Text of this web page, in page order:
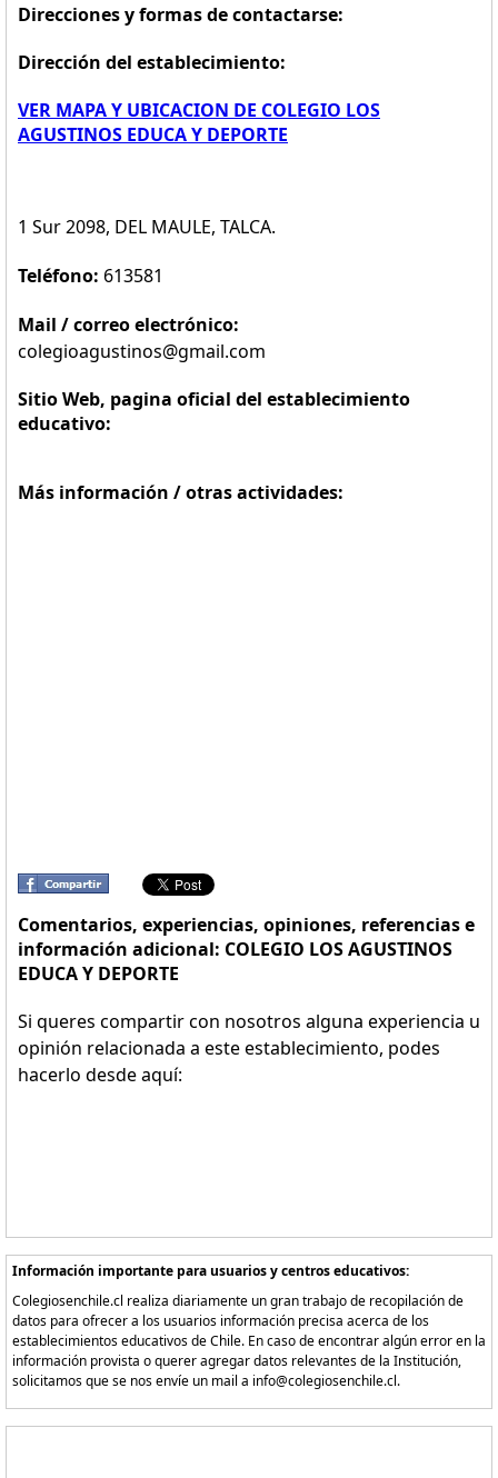
Direcciones y formas de contactarse:
Dirección del establecimiento:
VER MAPA Y UBICACION DE COLEGIO LOS
AGUSTINOS EDUCA Y DEPORTE
1 Sur 2098, DEL MAULE, TALCA.
Teléfono: 613581
Mail / correo electrónico:
colegioagustinos@gmail.com
Sitio Web, pagina oficial del establecimiento
educativo:
Más información / otras actividades:
Comentarios, experiencias, opiniones, referencias e
información adicional: COLEGIO LOS AGUSTINOS
EDUCA Y DEPORTE
Si queres compartir con nosotros alguna experiencia u
opinión relacionada a este establecimiento, podes
hacerlo desde aquí:
Información importante para usuarios y centros educativos:
Colegiosenchile.cl realiza diariamente un gran trabajo de recopilación de
datos para ofrecer a los usuarios información precisa acerca de los
establecimientos educativos de Chile. En caso de encontrar algún error en la
información provista o querer agregar datos relevantes de la Institución,
solicitamos que se nos envíe un mail a info@colegiosenchile.cl.